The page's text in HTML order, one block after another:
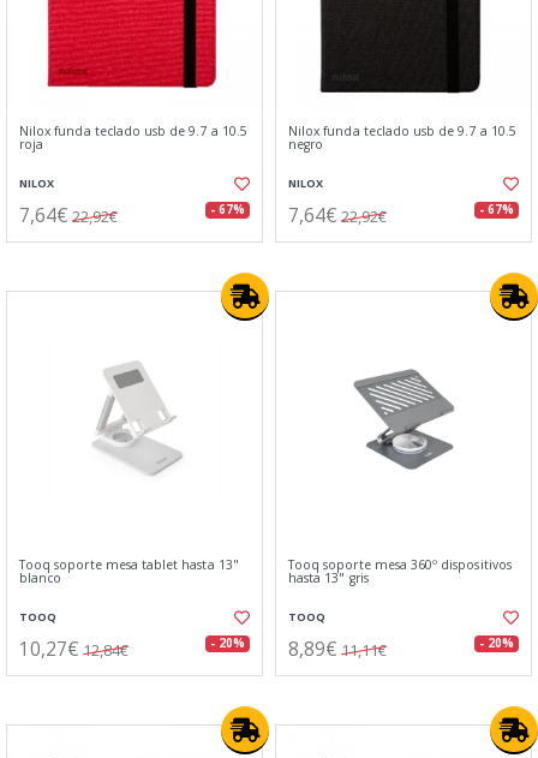
Nilox funda teclado usb de 9.7 a 10.5
roja
NILOX
7,64€ 22,92€ - 67%
Nilox funda teclado usb de 9.7 a 10.5
negro
NILOX
7,64€ 22,92€ - 67%
Tooq soporte mesa tablet hasta 13"
blanco
TOOQ
10,27€ 12,84€ - 20%
Tooq soporte mesa 360º dispositivos
hasta 13" gris
TOOQ
8,89€ 11,11€ - 20%